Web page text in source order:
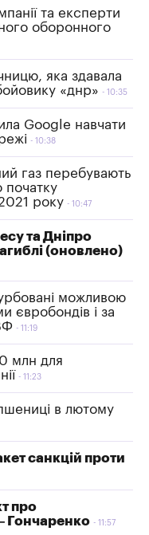
та експерти
оборонного
яка здавала
«днр»
10:35
Google навчати
10:38
газ перебувають
початку
року
10:47
та Дніпро
(оновлено)
можливою
євробондів і за
11:19
млн для
11:23
в лютому
санкцій проти
про
Гончаренко
11:57